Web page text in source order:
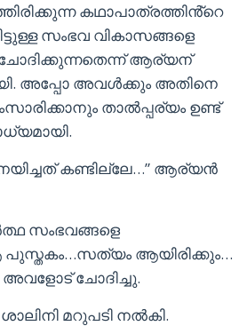
കഥാപാത്രത്തിൻ്റെ
സംഭവ വികാസങ്ങളെ
ചോദിക്കുന്നതെന്ന് ആര്യന്
അപ്പോ അവൾക്കും അതിനെ
താൽപ്പര്യം ഉണ്ട്
കണ്ടില്ലേ…” ആര്യൻ
സംഭവങ്ങളെ
ആയിരിക്കും…
ചോദിച്ചു.
മറുപടി നൽകി.